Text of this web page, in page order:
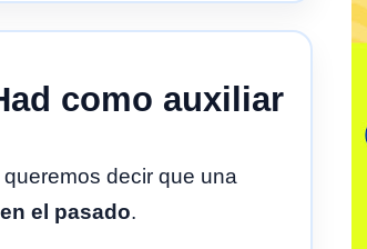
como auxiliar
decir que una
el pasado.